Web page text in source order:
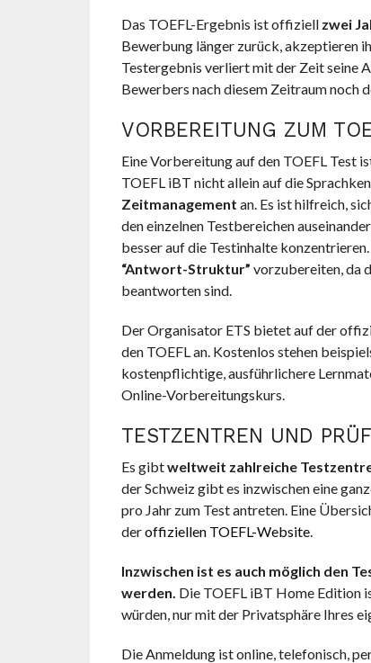
Das TOEFL-Ergebnis ist offiziell zwei
Bewerbung länger zurück, akzeptieren
Testergebnis verliert mit der Zeit seine
Bewerbers nach diesem Zeitraum noch
VORBEREITUNG ZUM
Eine Vorbereitung auf den TOEFL Test
TOEFL iBT nicht allein auf die
Zeitmanagement an. Es ist hilfreich,
den einzelnen Testbereichen
besser auf die Testinhalte
“Antwort-Struktur” vorzubereiten, da
beantworten sind.
Der Organisator ETS bietet auf der
den TOEFL an. Kostenlos stehen
kostenpflichtige, ausführlichere
Online-Vorbereitungskurs.
TESTZENTREN UND
Es gibtweltweit zahlreiche
der Schweiz gibt es inzwischen eine
pro Jahr zum Test antreten. Eine
deroffiziellen TOEFL-Website.
Inzwischen ist es auch möglich den
werden. Die TOEFL iBT Home Edition
würden, nur mit der Privatsphäre Ihres
Die Anmeldung ist online, telefonisch,